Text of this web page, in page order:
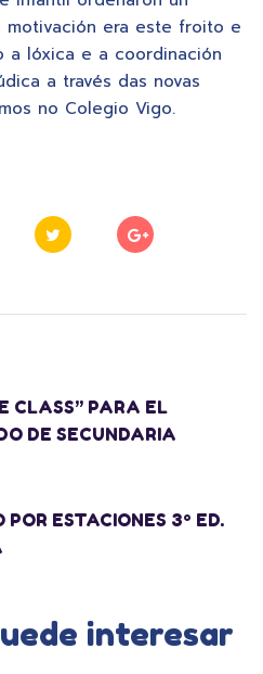
motivación era este froito e
a lóxica e a coordinación
a través das novas
no Colegio Vigo.
CLASS” PARA EL
DE SECUNDARIA
ESTACIONES 3º ED.
interesar